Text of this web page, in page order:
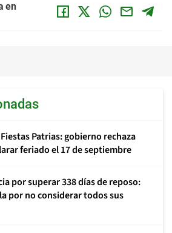
en
Patrias: gobierno rechaza
feriado el 17 de septiembre
por superar 338 días de reposo:
por no considerar todos sus